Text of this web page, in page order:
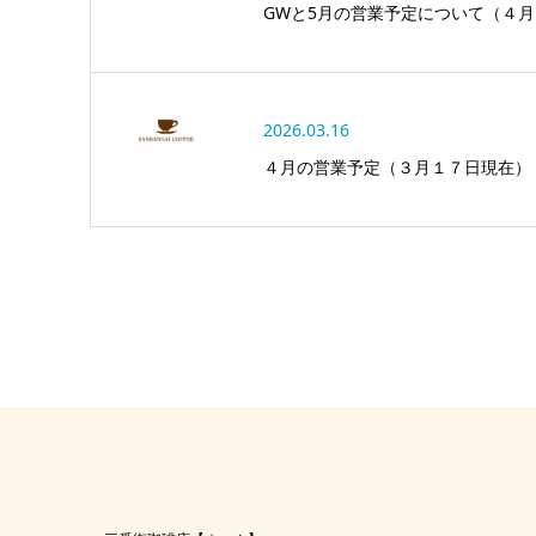
GWと5月の営業予定について（４月
2026.03.16
４月の営業予定（３月１７日現在）